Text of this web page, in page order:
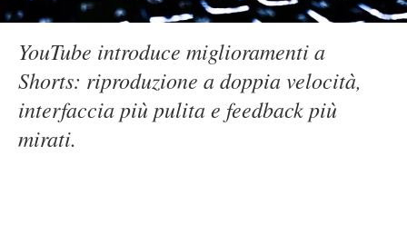
YouTube introduce miglioramenti a
Shorts: riproduzione a doppia velocità,
interfaccia più pulita e feedback più
mirati.